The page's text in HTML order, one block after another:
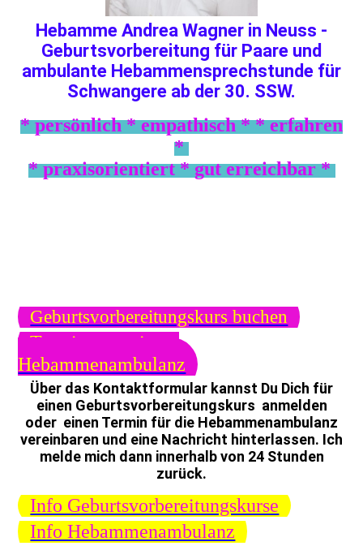
Hebamme Andrea Wagner in Neuss -
Geburtsvorbereitung für Paare und
ambulante Hebammensprechstunde für
Schwangere ab der 30. SSW.
* persönlich * empathisch * *erfahren
*
* praxisorientiert * gut erreichbar *
Geburtsvorbereitungskurs buchen
Termin reservieren
Hebammenambulanz
Über das Kontaktformular kannst Du Dich für
einen Geburtsvorbereitungskurs anmelden
oder einen Termin für die Hebammenambulanz
vereinbaren und eine Nachricht hinterlassen. Ich
melde mich dann innerhalb von 24 Stunden
zurück.
Info Geburtsvorbereitungskurse
Info Hebammenambulanz